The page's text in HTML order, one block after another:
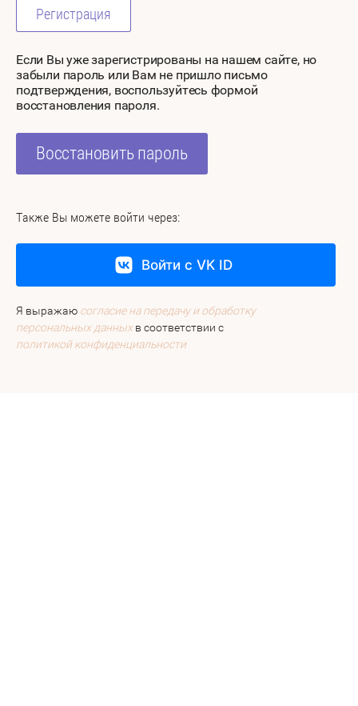
Регистрация
Если Вы уже зарегистрированы на нашем сайте, но
забыли пароль или Вам не пришло письмо
подтверждения, воспользуйтесь формой
восстановления пароля.
Восстановить пароль
Также Вы можете войти через:
Войти с VK ID
Я выражаю согласие на передачу и обработку
персональных данныхв соответствии с
политикой конфиденциальности